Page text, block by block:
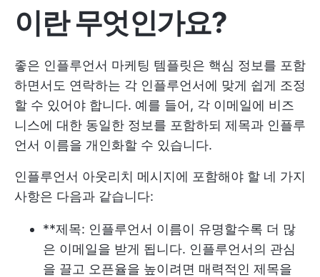
이란 무엇인가요?
좋은 인플루언서 마케팅 템플릿은 핵심 정보를 포함
하면서도 연락하는 각 인플루언서에 맞게 쉽게 조정
할 수 있어야 합니다. 예를 들어, 각 이메일에 비즈
니스에 대한 동일한 정보를 포함하되 제목과 인플루
언서 이름을 개인화할 수 있습니다.
인플루언서 아웃리치 메시지에 포함해야 할 네 가지
사항은 다음과 같습니다:
**제목: 인플루언서 이름이 유명할수록 더 많
은 이메일을 받게 됩니다. 인플루언서의 관심
을 끌고 오픈율을 높이려면 매력적인 제목을